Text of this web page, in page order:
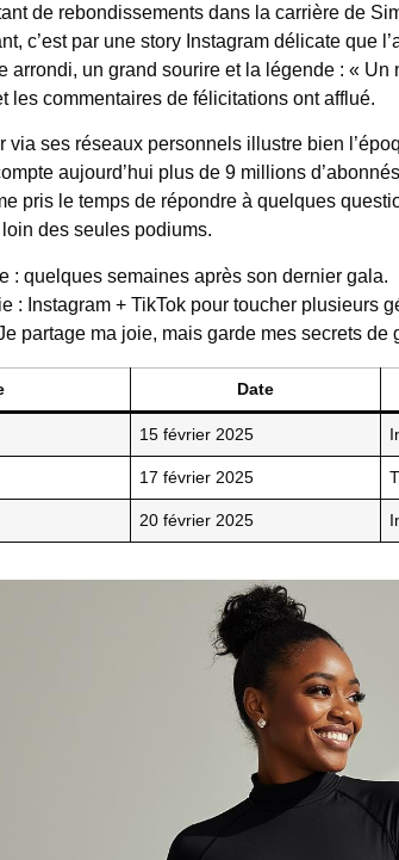
de rebondissements dans la carrière de
c’est par une story Instagram délicate que
arrondi, un grand sourire et la légende : «
les commentaires de félicitations ont afflué.
via ses réseaux personnels illustre bien
aujourd’hui plus de 9 millions
pris le temps de répondre à quelques
des seules podiums.
: quelques semaines après son dernier gala.
: Instagram + TikTok pour toucher plusieurs
partage ma joie, mais garde mes secrets de
Date
15 février 2025
17 février 2025
20 février 2025